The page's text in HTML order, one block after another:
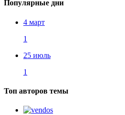
Популярные дни
4 март
1
25 июль
1
Топ авторов темы